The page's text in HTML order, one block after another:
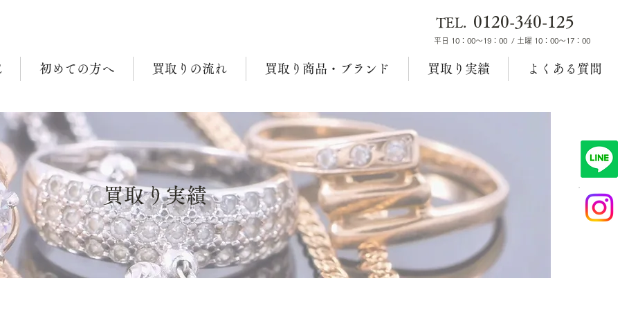
TEL. 0120-340-125
平日 10：00～19：00 / 土曜 10：00～17：00
初めての方へ 買取りの流れ 買取り商品・ブランド 買取り実績 よくある質問
買取り実績